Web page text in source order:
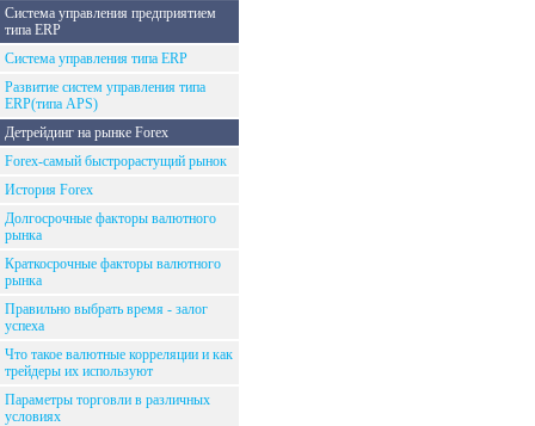
Система управления предприятием
типа ERP
Система управления типа ERP
Развитие систем управления типа
ERP(типа APS)
Детрейдинг на рынке Forex
Forex-самый быстрорастущий рынок
История Forex
Долгосрочные факторы валютного
рынка
Краткосрочные факторы валютного
рынка
Правильно выбрать время - залог
успеха
Что такое валютные корреляции и как
трейдеры их используют
Параметры торговли в различных
условиях